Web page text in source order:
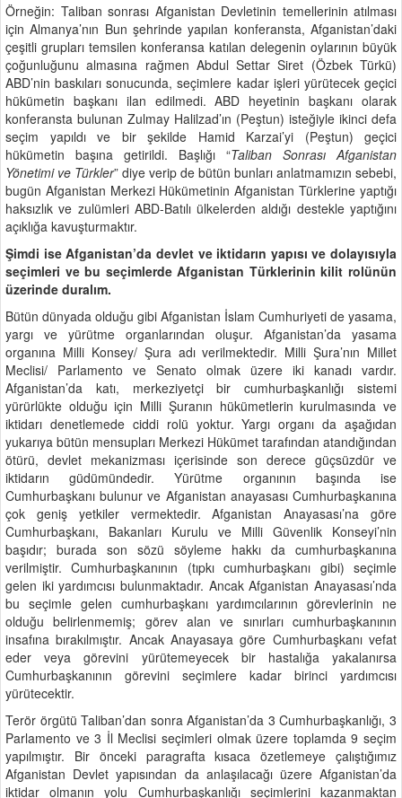
Örneğin: Taliban sonrası Afganistan Devletinin temellerinin atılması
için Almanya’nın Bun şehrinde yapılan konferansta, Afganistan’daki
çeşitli grupları temsilen konferansa katılan delegenin oylarının büyük
çoğunluğunu almasına rağmen Abdul Settar Siret (Özbek Türkü)
ABD’nin baskıları sonucunda, seçimlere kadar işleri yürütecek geçici
hükümetin başkanı ilan edilmedi. ABD heyetinin başkanı olarak
konferansta bulunan Zulmay Halilzad’ın (Peştun) isteğiyle ikinci defa
seçim yapıldı ve bir şekilde Hamid Karzai’yi (Peştun) geçici
hükümetin başına getirildi. Başlığı “Taliban Sonrası Afganistan
Yönetimi ve Türkler” diye verip de bütün bunları anlatmamızın sebebi,
bugün Afganistan Merkezi Hükümetinin Afganistan Türklerine yaptığı
haksızlık ve zulümleri ABD-Batılı ülkelerden aldığı destekle yaptığını
açıklığa kavuşturmaktır.
Şimdi ise Afganistan’da devlet ve iktidarın yapısı ve dolayısıyla
seçimleri ve bu seçimlerde Afganistan Türklerinin kilit rolünün
üzerinde duralım.
Bütün dünyada olduğu gibi Afganistan İslam Cumhuriyeti de yasama,
yargı ve yürütme organlarından oluşur. Afganistan’da yasama
organına Milli Konsey/ Şura adı verilmektedir. Milli Şura’nın Millet
Meclisi/ Parlamento ve Senato olmak üzere iki kanadı vardır.
Afganistan’da katı, merkeziyetçi bir cumhurbaşkanlığı sistemi
yürürlükte olduğu için Milli Şuranın hükümetlerin kurulmasında ve
iktidarı denetlemede ciddi rolü yoktur. Yargı organı da aşağıdan
yukarıya bütün mensupları Merkezi Hükümet tarafından atandığından
ötürü, devlet mekanizması içerisinde son derece güçsüzdür ve
iktidarın güdümündedir. Yürütme organının başında ise
Cumhurbaşkanı bulunur ve Afganistan anayasası Cumhurbaşkanına
çok geniş yetkiler vermektedir. Afganistan Anayasası’na göre
Cumhurbaşkanı, Bakanları Kurulu ve Milli Güvenlik Konseyi’nin
başıdır; burada son sözü söyleme hakkı da cumhurbaşkanına
verilmiştir. Cumhurbaşkanının (tıpkı cumhurbaşkanı gibi) seçimle
gelen iki yardımcısı bulunmaktadır. Ancak Afganistan Anayasası’nda
bu seçimle gelen cumhurbaşkanı yardımcılarının görevlerinin ne
olduğu belirlenmemiş; görev alan ve sınırları cumhurbaşkanının
insafına bırakılmıştır. Ancak Anayasaya göre Cumhurbaşkanı vefat
eder veya görevini yürütemeyecek bir hastalığa yakalanırsa
Cumhurbaşkanının görevini seçimlere kadar birinci yardımcısı
yürütecektir.
Terör örgütü Taliban’dan sonra Afganistan’da 3 Cumhurbaşkanlığı, 3
Parlamento ve 3 İl Meclisi seçimleri olmak üzere toplamda 9 seçim
yapılmıştır. Bir önceki paragrafta kısaca özetlemeye çalıştığımız
Afganistan Devlet yapısından da anlaşılacağı üzere Afganistan’da
iktidar olmanın yolu Cumhurbaşkanlığı seçimlerini kazanmaktan